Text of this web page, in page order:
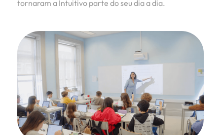
tornaram a Intuitivo parte do seu dia a dia.